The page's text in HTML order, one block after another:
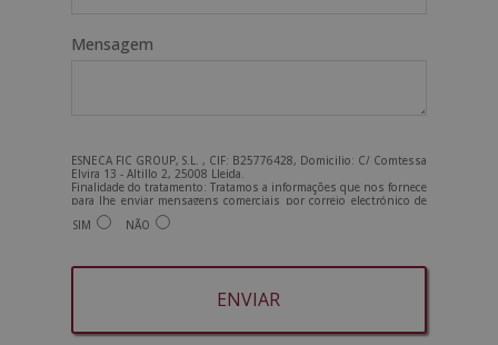
Mensagem
ESNECA FIC GROUP, S.L. , CIF: B25776428, Domicilio: C/ Comtessa
Elvira 13 - Altillo 2, 25008 Lleida.
Finalidade do tratamento: Tratamos a informações que nos fornece
para lhe enviar mensagens comerciais por correio electrónico de
tipo comercial relacionadas com os produtos oferecidos e outros
produtos que possam ser do seu interesse. Legitimação do
nos para o endereço admin@grupoesneca.com.
Deseja receber informação comercial (por telefone e/ou correio
SIM NÃO